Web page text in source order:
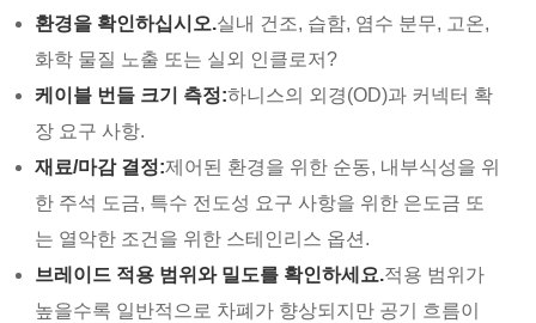
환경을 확인하십시오.실내 건조, 습함, 염수 분무, 고온,
화학 물질 노출 또는 실외 인클로저?
케이블 번들 크기 측정:하니스의 외경(OD)과 커넥터 확
장 요구 사항.
재료/마감 결정:제어된 환경을 위한 순동, 내부식성을 위
한 주석 도금, 특수 전도성 요구 사항을 위한 은도금 또
는 열악한 조건을 위한 스테인리스 옵션.
브레이드 적용 범위와 밀도를 확인하세요.적용 범위가
높을수록 일반적으로 차폐가 향상되지만 공기 흐름이